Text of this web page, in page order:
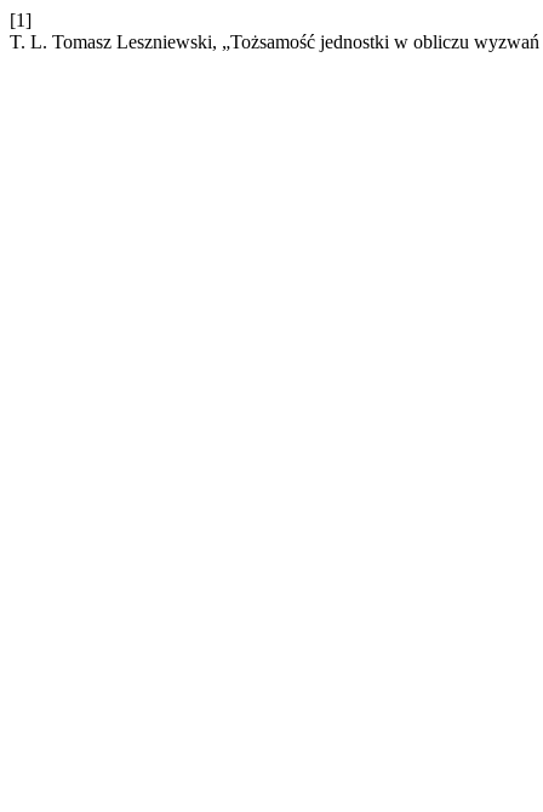
[1]
T. L. Tomasz Leszniewski, „Tożsamość jednostki w obliczu